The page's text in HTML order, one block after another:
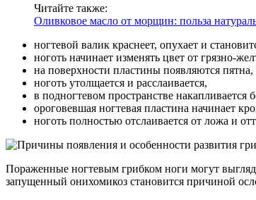
Читайте также:
Оливковое масло от морщин: польза
ногтевой валик краснеет, опухает и
ноготь начинает изменять цвет от грязно-
на поверхности пластины появляются
ноготь утолщается и расслаивается,
в подногтевом пространстве
ороговевшая ногтевая пластина начинает
ноготь полностью отслаивается от ложа и
Пораженные ногтевым грибком ноги могут
запущенный онихомикоз становится причиной